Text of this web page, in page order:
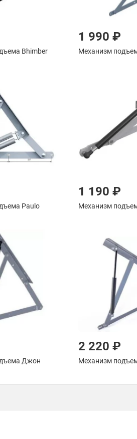
Bhimber
1 990 ₽
Механизм
Paulo
1 190 ₽
Механизм
Джон
2 220 ₽
Механизм